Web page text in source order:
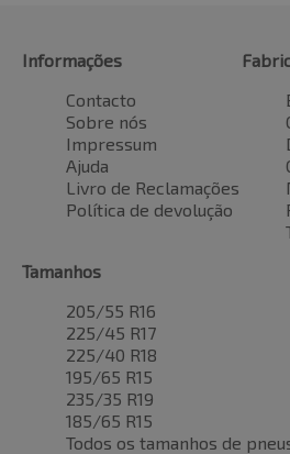
Informações
Contacto
Sobre nós
Impressum
Ajuda
Livro de Reclamações
Política de devolução
Tamanhos
205/55 R16
225/45 R17
225/40 R18
195/65 R15
235/35 R19
185/65 R15
Todos os tamanhos de